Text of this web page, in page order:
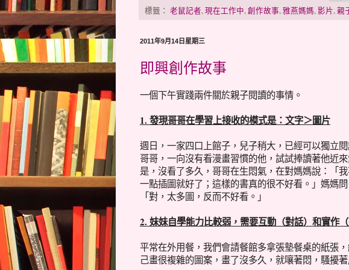
標籤： 老鼠記者,現在工作中,創作故事,雅燕媽媽,影片,親
2011年9月14日星期三
即興創作故事
一個下午實踐兩件關於親子閱讀的事情。
1. 發現哥哥在學習上接收的模式是：文字＞圖片
週日，一家四口上館子，兒子稍大，已經可以獨立
哥哥，一向沒有看漫畫習慣的他，試試捧讀著他近
是，沒看了多久，哥哥在生悶氣，在對媽媽說：「
一點插圖就好了；這樣的書真的很不好看。」媽媽
「對，太多圖，反而不好看。」
2. 妹妹自學能力比較弱，需要互動（對話）和實作
平常在外用餐，我們會請餐館多拿張墊餐桌的紙張
己畫很複雜的圖案，畫了沒多久，就嚷著悶，騷擾著